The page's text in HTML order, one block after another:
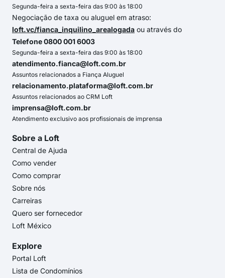
Segunda-feira a sexta-feira das 9:00 às 18:00
Negociação de taxa ou aluguel em atraso:
loft.vc/fianca_inquilino_arealogada ou através do
Telefone 0800 001 6003
Segunda-feira a sexta-feira das 9:00 às 18:00
atendimento.fianca@loft.com.br
Assuntos relacionados a Fiança Aluguel
relacionamento.plataforma@loft.com.br
Assuntos relacionados ao CRM Loft
imprensa@loft.com.br
Atendimento exclusivo aos profissionais de imprensa
Sobre a Loft
Central de Ajuda
Como vender
Como comprar
Sobre nós
Carreiras
Quero ser fornecedor
Loft México
Explore
Portal Loft
Lista de Condomínios